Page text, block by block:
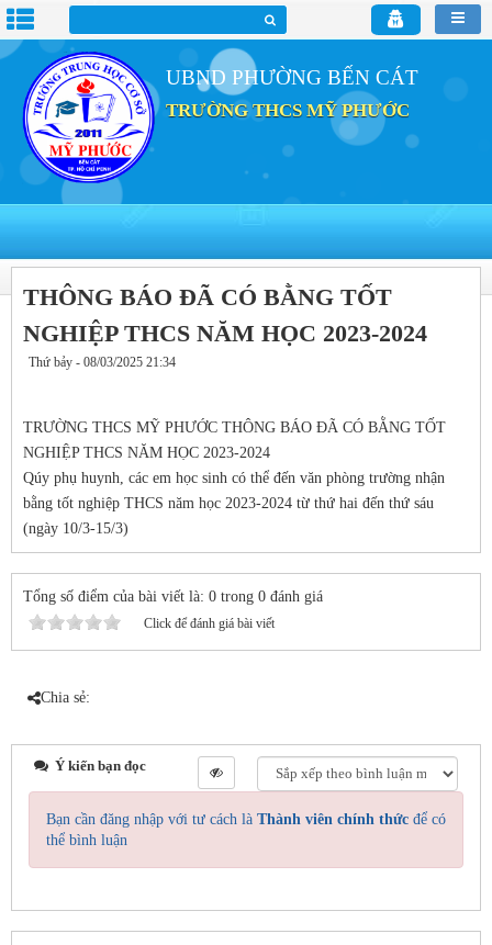
UBND PHƯỜNG BẾN CÁT
TRƯỜNG THCS MỸ PHƯỚC
THÔNG BÁO ĐÃ CÓ BẰNG TỐT
NGHIỆP THCS NĂM HỌC 2023-2024
Thứ bảy - 08/03/2025 21:34
TRƯỜNG THCS MỸ PHƯỚC THÔNG BÁO ĐÃ CÓ BẰNG TỐT
NGHIỆP THCS NĂM HỌC 2023-2024
Qúy phụ huynh, các em học sinh có thể đến văn phòng trường nhận
bằng tốt nghiệp THCS năm học 2023-2024 từ thứ hai đến thứ sáu
(ngày 10/3-15/3)
Tổng số điểm của bài viết là: 0 trong 0 đánh giá
Click để đánh giá bài viết
Chia sẻ:
Ý kiến bạn đọc
Bạn cần đăng nhập với tư cách là Thành viên chính thức để có
thể bình luận